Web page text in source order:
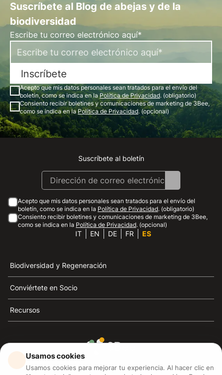
Suscríbete al Blog de abejas y de la
biodiversidad
Escribe tu correo electrónico aquí*
Inscríbete
Acepto que mis datos personales sean tratados para el envío del
boletín, como se indica en laPolítica de Privacidad. (obligatorio)
Consiento recibir boletines y comunicaciones de marketing de 3Bee,
como se indica en laPolítica de Privacidad. (opcional)
Instagram
Facebook
Linkedin
Youtube
Suscríbete al boletín
Acepto que mis datos personales sean tratados para el envío del
boletín, como se indica en la Política de Privacidad. (obligatorio)
Consiento recibir boletines y comunicaciones de marketing de 3Bee,
como se indica en la Política de Privacidad. (opcional)
IT EN DE FR ES
Biodiversidad y Regeneración
Conviértete en Socio
Recursos
3Bee es el referente de la sostenibilidad, la defensa de
las abejas y la biodiversidad
Usamos cookies
Usamos cookies para mejorar tu experiencia. Al hacer clic en